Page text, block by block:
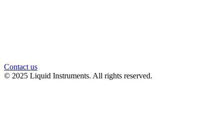
Contact us
© 2025 Liquid Instruments. All rights reserved.